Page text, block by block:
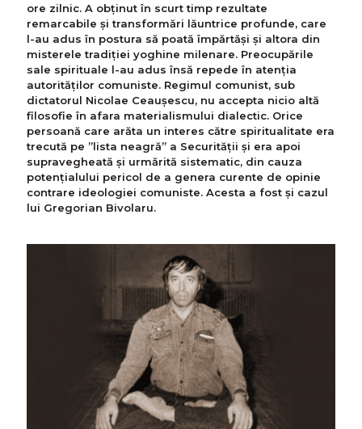
ore zilnic. A obţinut în scurt timp rezultate
remarcabile şi transformări lăuntrice profunde, care
l-au adus în postura să poată împărtăși și altora din
misterele tradiţiei yoghine milenare. Preocupările
sale spirituale l-au adus însă repede în atenția
autorităților comuniste. Regimul comunist, sub
dictatorul Nicolae Ceaușescu, nu accepta nicio altă
filosofie în afara materialismului dialectic. Orice
persoană care arăta un interes către spiritualitate era
trecută pe ”lista neagră” a Securității și era apoi
supravegheată și urmărită sistematic, din cauza
potențialului pericol de a genera curente de opinie
contrare ideologiei comuniste. Acesta a fost și cazul
lui Gregorian Bivolaru.